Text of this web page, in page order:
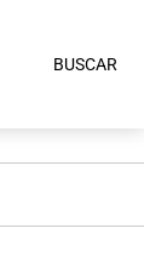
BUSCAR